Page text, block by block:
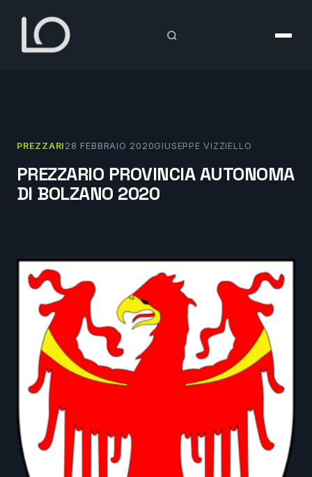
contenuto
PREZZARI 28 FEBBRAIO 2020GIUSEPPE VIZZIELLO
PREZZARIO PROVINCIA AUTONOMA
DI BOLZANO 2020